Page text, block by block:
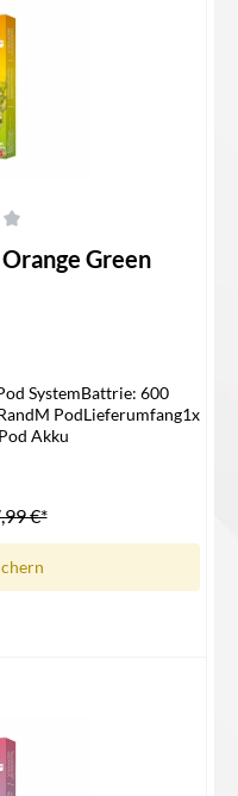
Green
SystemBattrie: 600
PodLieferumfang1x
Akku
€*